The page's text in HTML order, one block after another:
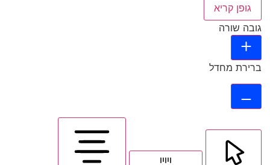
גופן קריא
גובה שורה
ברירת מחדל